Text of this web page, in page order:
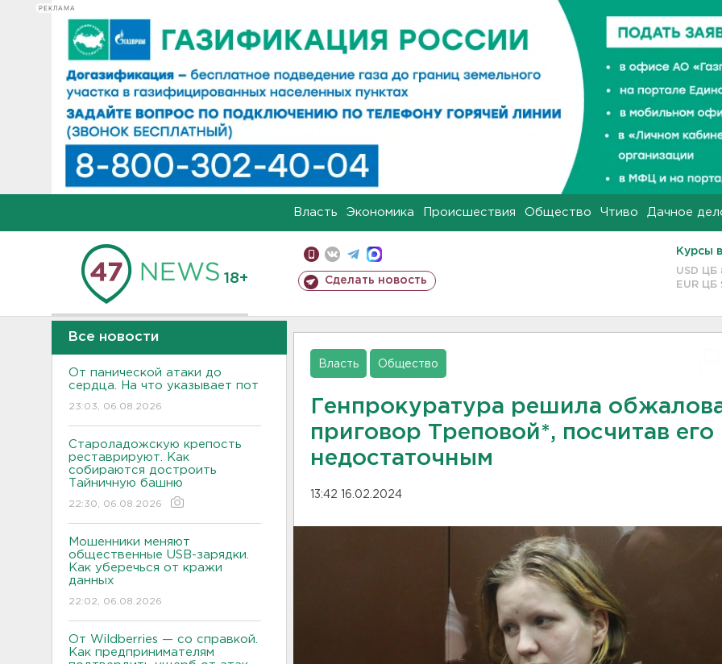
РЕКЛАМА
Власть Экономика Происшествия Общество Чтиво Дачное
18+ Сделать новость
Курсы
USD ЦБ
EUR ЦБ
Все новости
От панической атаки до
сердца. На что указывает пот
23:03, 06.08.2026
Староладожскую крепость
реставрируют. Как
собираются достроить
Тайничную башню
22:30, 06.08.2026
Мошенники меняют
общественные USB-зарядки.
Как уберечься от кражи
данных
22:02, 06.08.2026
От Wildberries — со справкой.
Как предпринимателям
Власть Общество
Генпрокуратура решила
приговор Треповой*, посчитав его
недостаточным
13:42 16.02.2024